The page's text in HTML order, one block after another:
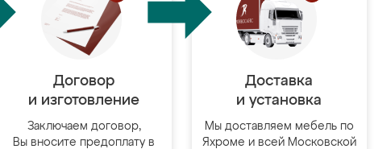
Договор
и изготовление
Заключаем договор,
Вы вносите предоплату в
Доставка
и установка
Мы доставляем мебель по
Яхроме и всей Московской